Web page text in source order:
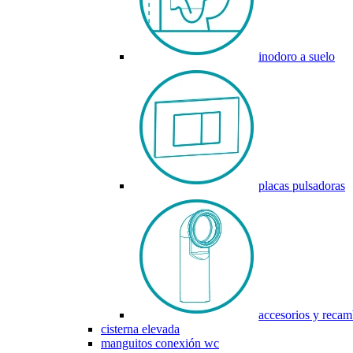
inodoro a suelo
placas pulsadoras
accesorios y
cisterna elevada
manguitos conexión wc